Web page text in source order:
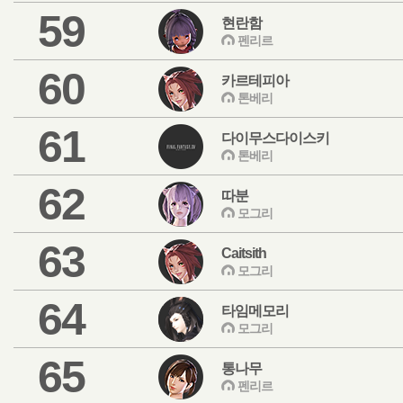
59 현란함
펜리르
60 카르테피아
톤베리
61 다이무스다이스키
톤베리
62 따분
모그리
63 Caitsith
모그리
64 타임메모리
모그리
65 통나무
펜리르